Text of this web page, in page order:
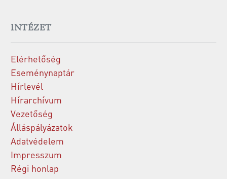
INTÉZET
Elérhetőség
Eseménynaptár
Hírlevél
Hírarchívum
Vezetőség
Álláspályázatok
Adatvédelem
Impresszum
Régi honlap